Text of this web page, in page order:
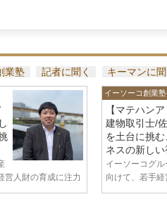
業塾 記者に聞く キーマンに
営人財の育成に注力
イーソーコ創業塾
【マテハン
建物取引士/
を土台に挑
ネスの新し
イーソーコグ
向けて、若手